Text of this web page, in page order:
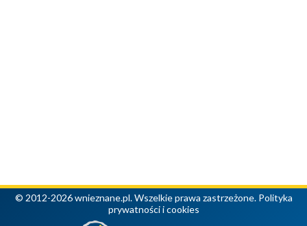
© 2012-2026 wnieznane.pl. Wszelkie prawa zastrzeżone. Polityka
prywatności i cookies